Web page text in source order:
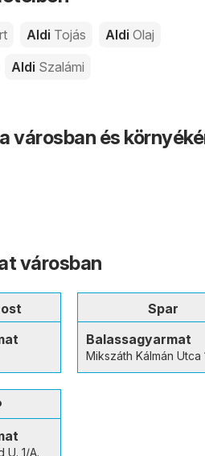
Aldi Tojás Aldi Olaj
Aldi Szalámi
városban és
városban
Spar
Balassagyarmat
Mikszáth Kálmán Utca
U. 1/A.